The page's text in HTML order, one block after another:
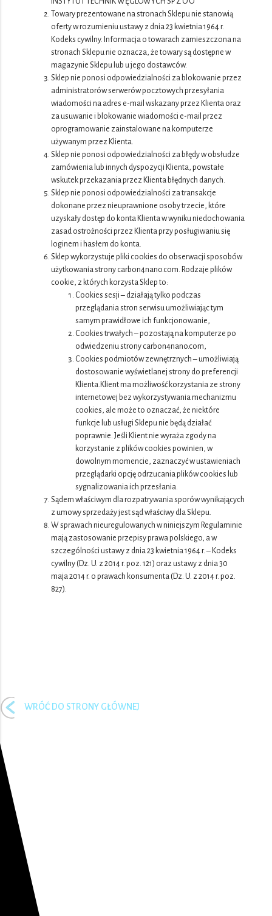
Towary prezentowane na stronach Sklepu nie stanowią
oferty w rozumieniu ustawy z dnia 23 kwietnia 1964 r.
Kodeks cywilny. Informacja o towarach zamieszczona na
stronach Sklepu nie oznacza, że towary są dostępne w
magazynie Sklepu lub u jego dostawców.
Sklep nie ponosi odpowiedzialności za blokowanie przez
administratorów serwerów pocztowych przesyłania
wiadomości na adres e-mail wskazany przez Klienta oraz
za usuwanie i blokowanie wiadomości e-mail przez
oprogramowanie zainstalowane na komputerze
używanym przez Klienta.
Sklep nie ponosi odpowiedzialności za błędy w obsłudze
zamówienia lub innych dyspozycji Klienta, powstałe
wskutek przekazania przez Klienta błędnych danych.
Sklep nie ponosi odpowiedzialności za transakcje
dokonane przez nieuprawnione osoby trzecie, które
uzyskały dostęp do konta Klienta w wyniku niedochowania
zasad ostrożności przez Klienta przy posługiwaniu się
loginem i hasłem do konta.
Sklep wykorzystuje pliki cookies do obserwacji sposobów
użytkowania strony carbon4nano.com. Rodzaje plików
cookie, z których korzysta Sklep to:
Cookies sesji – działają tylko podczas
przeglądania stron serwisu umożliwiając tym
samym prawidłowe ich funkcjonowanie,
Cookies trwałych – pozostają na komputerze po
odwiedzeniu strony carbon4nano.com,
Cookies podmiotów zewnętrznych – umożliwiają
dostosowanie wyświetlanej strony do preferencji
Klienta.Klient ma możliwość korzystania ze strony
internetowej bez wykorzystywania mechanizmu
cookies, ale może to oznaczać, że niektóre
funkcje lub usługi Sklepu nie będą działać
poprawnie. Jeśli Klient nie wyraża zgody na
korzystanie z plików cookies powinien, w
dowolnym momencie, zaznaczyć w ustawieniach
przeglądarki opcję odrzucania plików cookies lub
sygnalizowania ich przesłania.
Sądem właściwym dla rozpatrywania sporów wynikających
z umowy sprzedaży jest sąd właściwy dla Sklepu.
W sprawach nieuregulowanych w niniejszym Regulaminie
mają zastosowanie przepisy prawa polskiego, a w
szczególności ustawy z dnia 23 kwietnia 1964 r. – Kodeks
cywilny (Dz. U. z 2014 r. poz. 121) oraz ustawy z dnia 30
maja 2014 r. o prawach konsumenta (Dz. U. z 2014 r. poz.
827).
WRÓĆ DO STRONY GŁÓWNEJ